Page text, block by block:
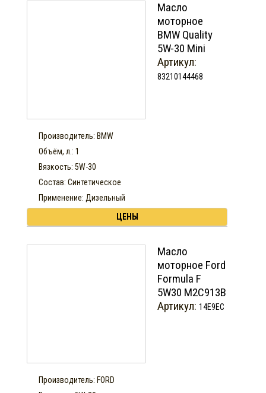
Масло
моторное
BMW Quality
5W-30 Mini
Артикул:
83210144468
Производитель: BMW
Объём, л.: 1
Вязкость: 5W-30
Состав: Синтетическое
Применение: Дизельный
ЦЕНЫ
Масло
моторное Ford
Formula F
5W30 М2С913В
Артикул: 14E9EC
Производитель: FORD